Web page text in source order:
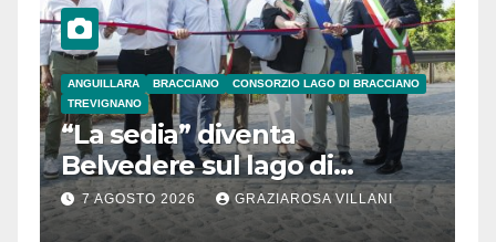
ANGUILLARA BRACCIANO
CONSORZIO LAGO DI BRACCIANO
TREVIGNANO
“La sedia” diventa
Belvedere sul lago di
Bracciano: ieri
l’inaugurazione
7 AGOSTO 2026 GRAZIAROSA VILLANI